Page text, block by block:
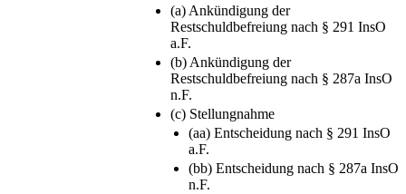
(a) Ankündigung der
Restschuldbefreiung nach § 291 InsO
a.F.
(b) Ankündigung der
Restschuldbefreiung nach § 287a InsO
n.F.
(c) Stellungnahme
(aa) Entscheidung nach § 291 InsO
a.F.
(bb) Entscheidung nach § 287a InsO
n.F.